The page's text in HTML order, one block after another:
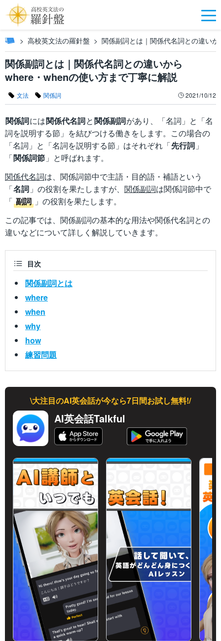
高校英文法の羅針盤 関係副詞とは｜関係代名詞との違い
関係副詞とは｜関係代名詞との違いから
where・whenの使い方まで丁寧に解説
文法 関係詞 2021/10/12
関係詞には関係代名詞と関係副詞があり、「名詞」と「名
詞を説明する節」を結びつける働きをします。この場合の
「名詞」と「名詞を説明する節」はそれぞれ「先行詞 」
「関係詞節 」と呼ばれます。
関係代名詞は、関係詞節中で主語・目的語・補語という
「名詞 」の役割を果たしますが、 関係副詞は関係詞節中で
「 副詞 」の役割を果たします。
この記事では、関係副詞の基本的な用法や関係代名詞との
違いなどについて詳しく解説していきます。
目次
関係副詞とは
where
when
why
how
練習問題
\大注目のAI英会話が今なら7日間お試し無料!/
AI英会話Talkful